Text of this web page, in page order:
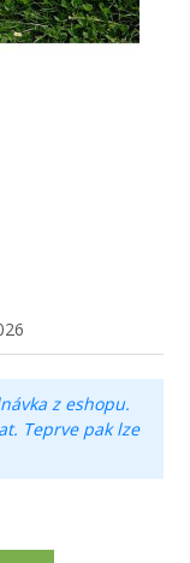
z eshopu.
Teprve pak lze